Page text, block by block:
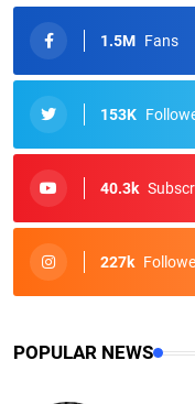
1.5M Fans
153K
40.3k
227k
POPULAR NEWS